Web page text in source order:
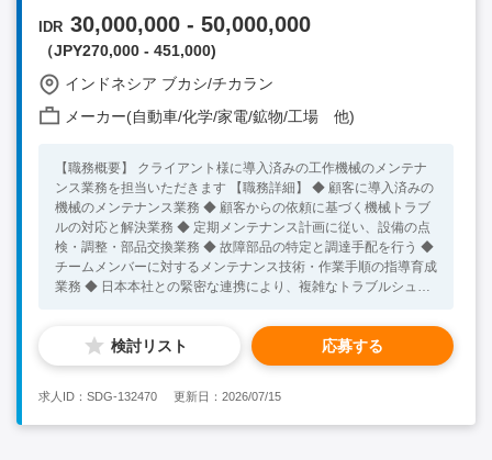
IDR 30,000,000 - 50,000,000
（JPY270,000 - 451,000)
インドネシア ブカシ/チカラン
メーカー(自動車/化学/家電/鉱物/工場 他)
【職務概要】 クライアント様に導入済みの工作機械のメンテナ
ンス業務を担当いただきます 【職務詳細】 ◆ 顧客に導入済みの
機械のメンテナンス業務 ◆ 顧客からの依頼に基づく機械トラブ
ルの対応と解決業務 ◆ 定期メンテナンス計画に従い、設備の点
検・調整・部品交換業務 ◆ 故障部品の特定と調達手配を行う ◆
チームメンバーに対するメンテナンス技術・作業手順の指導育成
業務 ◆ 日本本社との緊密な連携により、複雑なトラブルシュー
経験をお持ちの方 ◆海外での勤務経験をお持ちの方 ◆英語もし
くはインドネシア語でコミュニケーションが可能な方 【歓迎ス
検討リスト 応募する
求人ID：SDG-132470 更新日：2026/07/15